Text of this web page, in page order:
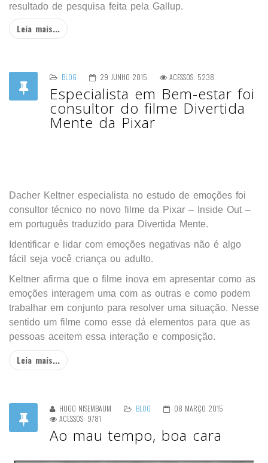
resultado de pesquisa feita pela Gallup.
Leia mais...
BLOG 29 JUNHO 2015 ACESSOS: 5238
Especialista em Bem-estar foi
consultor do filme Divertida
Mente da Pixar
Dacher Keltner especialista no estudo de emoções foi
consultor técnico no novo filme da Pixar – Inside Out –
em português traduzido para Divertida Mente.
Identificar e lidar com emoções negativas não é algo
fácil seja você criança ou adulto.
Keltner afirma que o filme inova em apresentar como as
emoções interagem uma com as outras e como podem
trabalhar em conjunto para resolver uma situação. Nesse
sentido um filme como esse dá elementos para que as
pessoas aceitem essa interação e composição.
Leia mais...
HUGO NISEMBAUM BLOG
08 MARÇO 2015
ACESSOS: 9781
Ao mau tempo, boa cara